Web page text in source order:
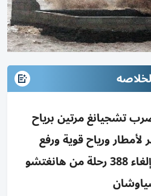
تشجيانغ مرتين برياح
لأمطار ورياح قوية ورفع
الاستجابة للطوارئ وإلغاء 388 رحلة من هانغتشو